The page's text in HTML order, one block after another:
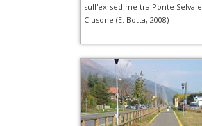
sull'ex-sedime tra Ponte Selva e
Clusone (E. Botta, 2008)